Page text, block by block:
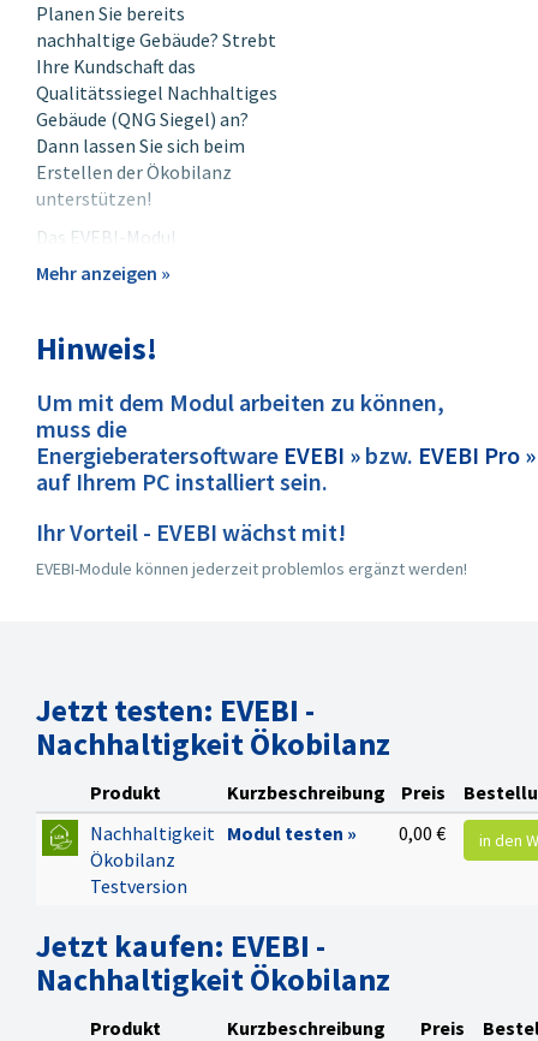
Planen Sie bereits
nachhaltige Gebäude? Strebt
Ihre Kundschaft das
Qualitätssiegel Nachhaltiges
Gebäude (QNG Siegel) an?
Dann lassen Sie sich beim
Erstellen der Ökobilanz
unterstützen!
Das EVEBI-Modul
Nachhaltigkeit Ökobilanz
ermöglicht die Berechnung
im Gebäude vorhandenen
für die Phasen Herstellung,
Nutzung und Entsorgung. Die
Ökobilanz-Software greift
dabei auf die ÖKOBAUDAT
Ökobilanzierung -
01.03.2023) zu. Anhand der in
Einbauten) werden die
passenden Datensätze für die
Ökobilanzierung
automatisch vorgeschlagen.
Das bietet einen enormen
Zeitvorteil für den Planer! Die
Berechnung der
Treibhausgasemissionen und
nicht erneuerbar erfolgt u.a.
auf den
Berechnungsvorschriften des
Mehr anzeigen »
Hinweis!
Um mit dem Modul arbeiten zu können,
muss die
Energieberatersoftware EVEBI » bzw. EVEBI Pro »
auf Ihrem PC installiert sein.
Ihr Vorteil - EVEBI wächst mit!
EVEBI-Module können jederzeit problemlos ergänzt werden!
Jetzt testen: EVEBI -
Nachhaltigkeit Ökobilanz
Produkt Kurzbeschreibung Preis
Nachhaltigkeit
Ökobilanz
Testversion
Modul testen » 0,00 € in den
Jetzt kaufen: EVEBI -
Nachhaltigkeit Ökobilanz
Produkt Kurzbeschreibung Preis